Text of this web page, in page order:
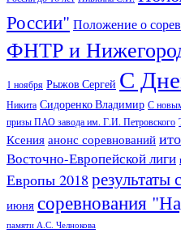
России" Положение о
ФНТР и
1 ноября Рыжов Сергей С
Никита Сидоренко Владимир С
призы ПАО завода им. Г.И. Петровского
Ксения анонс соревнований
Восточно-Европейской лиги
Европы 2018 результаты
июня соревнования
памяти А.С. Челнокова